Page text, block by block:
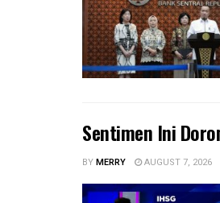
Sentimen Ini
BYMERRY AUGUST 7, 2026